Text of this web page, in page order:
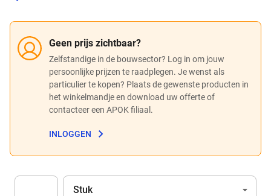
Geen prijs zichtbaar?
Zelfstandige in de bouwsector? Log in om jouw
persoonlijke prijzen te raadplegen. Je wenst als
particulier te kopen? Plaats de gewenste producten in
het winkelmandje en download uw offerte of
contacteer een APOK filiaal.
INLOGGEN
Eenheid
Stuk